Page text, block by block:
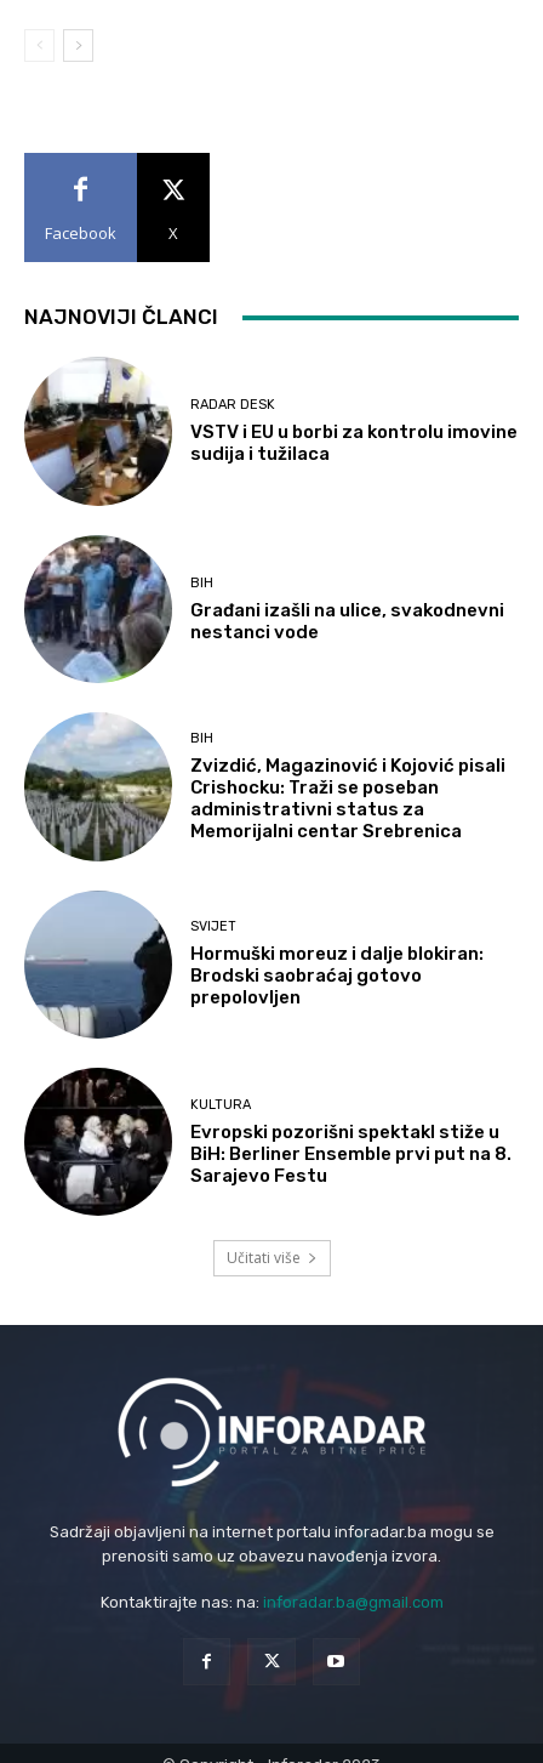
Facebook X
NAJNOVIJI ČLANCI
RADAR DESK
VSTV i EU u borbi za kontrolu imovine
sudija i tužilaca
BIH
Građani izašli na ulice, svakodnevni
nestanci vode
BIH
Zvizdić, Magazinović i Kojović pisali
Crishocku: Traži se poseban
administrativni status za
Memorijalni centar Srebrenica
SVIJET
Hormuški moreuz i dalje blokiran:
Brodski saobraćaj gotovo
prepolovljen
KULTURA
Evropski pozorišni spektakl stiže u
BiH: Berliner Ensemble prvi put na 8.
Sarajevo Festu
Učitati više
Sadržaji objavljeni na internet portalu inforadar.ba mogu se
prenositi samo uz obavezu navođenja izvora.
Kontaktirajte nas: na: inforadar.ba@gmail.com